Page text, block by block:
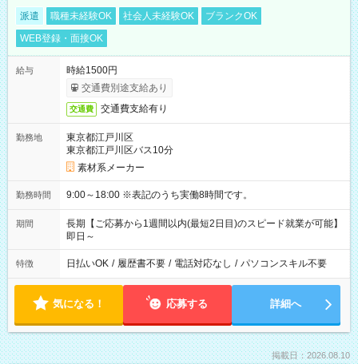
派遣 職種未経験OK 社会人未経験OK
ブランクOK
WEB登録・面接OK
給与
時給1500円
交通費別途支給あり
交通費 交通費支給有り
勤務地
東京都江戸川区
東京都江戸川区バス10分
素材系メーカー
勤務時間 9:00～18:00 ※表記のうち実働8時間です。
期間
長期【ご応募から1週間以内(最短2日目)のスピード就業が可能】
即日～
特徴 日払いOK / 履歴書不要 / 電話対応なし / パソコンスキル不要
気になる！ 応募する 詳細へ
掲載日：2026.08.10